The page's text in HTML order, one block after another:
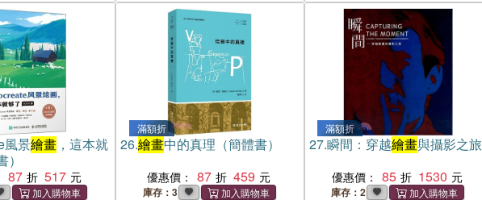
風景繪畫 ，這本就
87 517
滿額折
26.繪畫中的真理（簡體書）
優惠價： 87 459
庫存：3
滿額折
27.瞬間：穿越繪畫與攝影之旅
優惠價： 85 1530
庫存：2